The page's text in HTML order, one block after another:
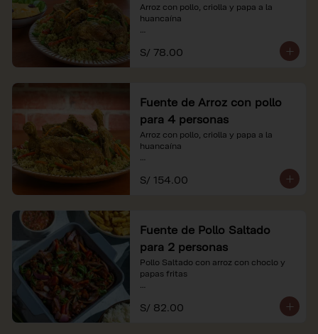
Arroz con pollo, criolla y papa a la
huancaína
*Nuestros precios están expresados en
soles e incluyen impuestos de ley y
S/ 78.00
Fuente de Arroz con pollo
para 4 personas
Arroz con pollo, criolla y papa a la
huancaína
*Nuestros precios están expresados en
soles e incluyen impuestos de ley y
S/ 154.00
Fuente de Pollo Saltado
para 2 personas
Pollo Saltado con arroz con choclo y
papas fritas
*Nuestros precios están expresados en
soles e incluyen impuestos de ley y
S/ 82.00